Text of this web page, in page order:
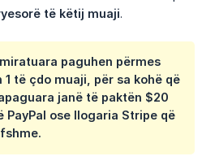
të këtij muaji.
paguhen përmes
1 të çdo muaji , për sa kohë që
janë të paktën $20
PayPal ose llogaria Stripe që